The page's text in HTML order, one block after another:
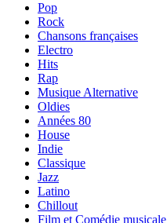
Pop
Rock
Chansons françaises
Electro
Hits
Rap
Musique Alternative
Oldies
Années 80
House
Indie
Classique
Jazz
Latino
Chillout
Film et Comédie musicale